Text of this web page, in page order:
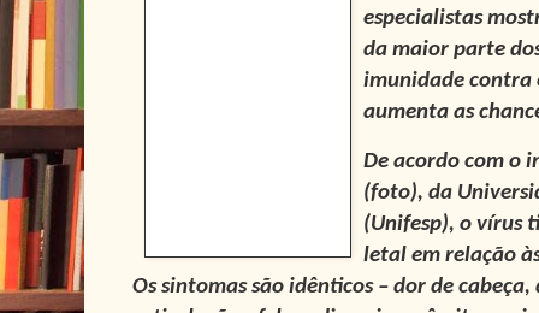
especialistas
da maior parte
imunidade contra
aumenta as
De acordo com o
(foto), da
(Unifesp), o vírus
letal em relação
Os sintomas são idênticos – dor de cabeça,